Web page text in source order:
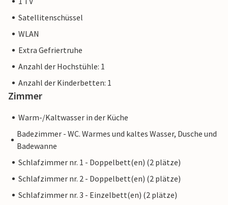
Satellitenschüssel
WLAN
Extra Gefriertruhe
Anzahl der Hochstühle: 1
Anzahl der Kinderbetten: 1
Zimmer
Warm-/Kaltwasser in der Küche
Badezimmer - WC. Warmes und kaltes Wasser, Dusche und
Badewanne
Schlafzimmer nr. 1 - Doppelbett(en) (2 plätze)
Schlafzimmer nr. 2 - Doppelbett(en) (2 plätze)
Schlafzimmer nr. 3 - Einzelbett(en) (2 plätze)